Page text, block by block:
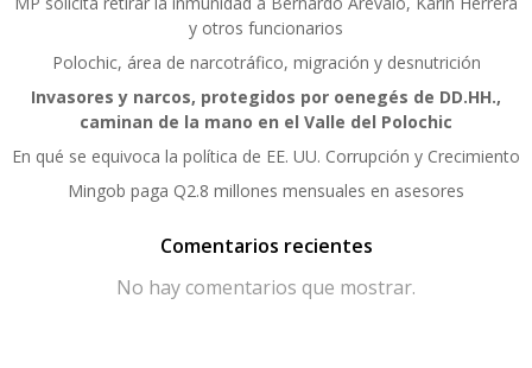
y otros funcionarios
Polochic, área de narcotráfico, migración y desnutrición
Invasores y narcos, protegidos por oenegés de DD.HH.,
caminan de la mano en el Valle del Polochic
En qué se equivoca la política de EE. UU. Corrupción y Crecimiento
Mingob paga Q2.8 millones mensuales en asesores
Comentarios recientes
No hay comentarios que mostrar.